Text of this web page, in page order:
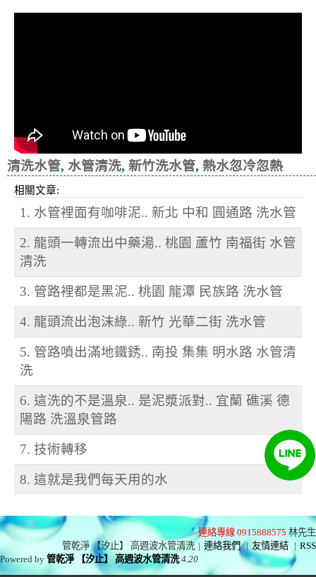
清洗水管, 水管清洗, 新竹洗水管, 熱水忽冷忽熱
相關文章:
1. 水管裡面有咖啡泥.. 新北 中和 圓通路 洗水管
2. 龍頭一轉流出中藥湯.. 桃園 蘆竹 南福街 水管
清洗
3. 管路裡都是黑泥.. 桃園 龍潭 民族路 洗水管
4. 龍頭流出泡沫綠.. 新竹 光華二街 洗水管
5. 管路噴出滿地鐵銹.. 南投 集集 明水路 水管清
洗
6. 這洗的不是溫泉.. 是泥漿派對.. 宜蘭 礁溪 德
陽路 洗溫泉管路
7. 技術轉移
8. 這就是我們每天用的水
連絡專線 0915888575 林先生
管乾淨 【汐止】 高週波水管清洗 | 連絡我們 | 友情連結 | RSS
Powered by管乾淨 【汐止】 高週波水管清洗 4.20